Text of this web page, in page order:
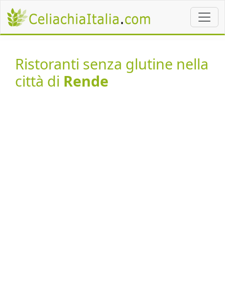
Ristoranti senza glutine nella
città di Rende